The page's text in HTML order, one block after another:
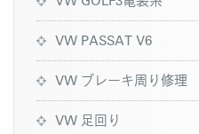
VW PASSAT V6
VW ブレーキ周り修理
VW 足回り